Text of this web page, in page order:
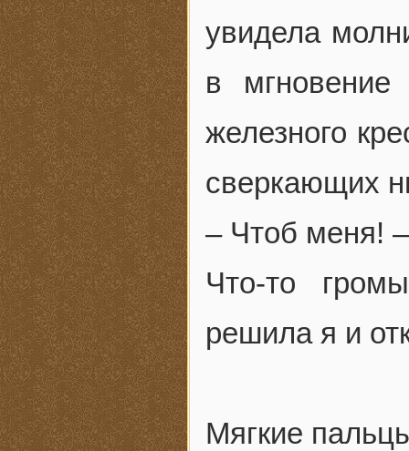
увидела
в
железного
сверкающих
– Чтоб меня! –
Что-то
решила я и
Мягкие